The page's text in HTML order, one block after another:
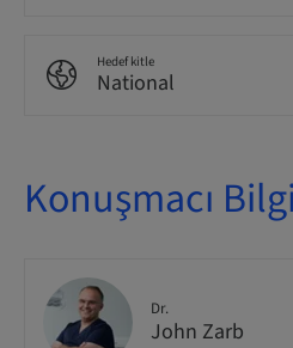
Hedef kitle
National
Konuşmacı
Dr.
John Zarb